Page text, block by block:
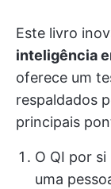
Este livro
inteligência
oferece um
respaldados
principais
O QI por
uma